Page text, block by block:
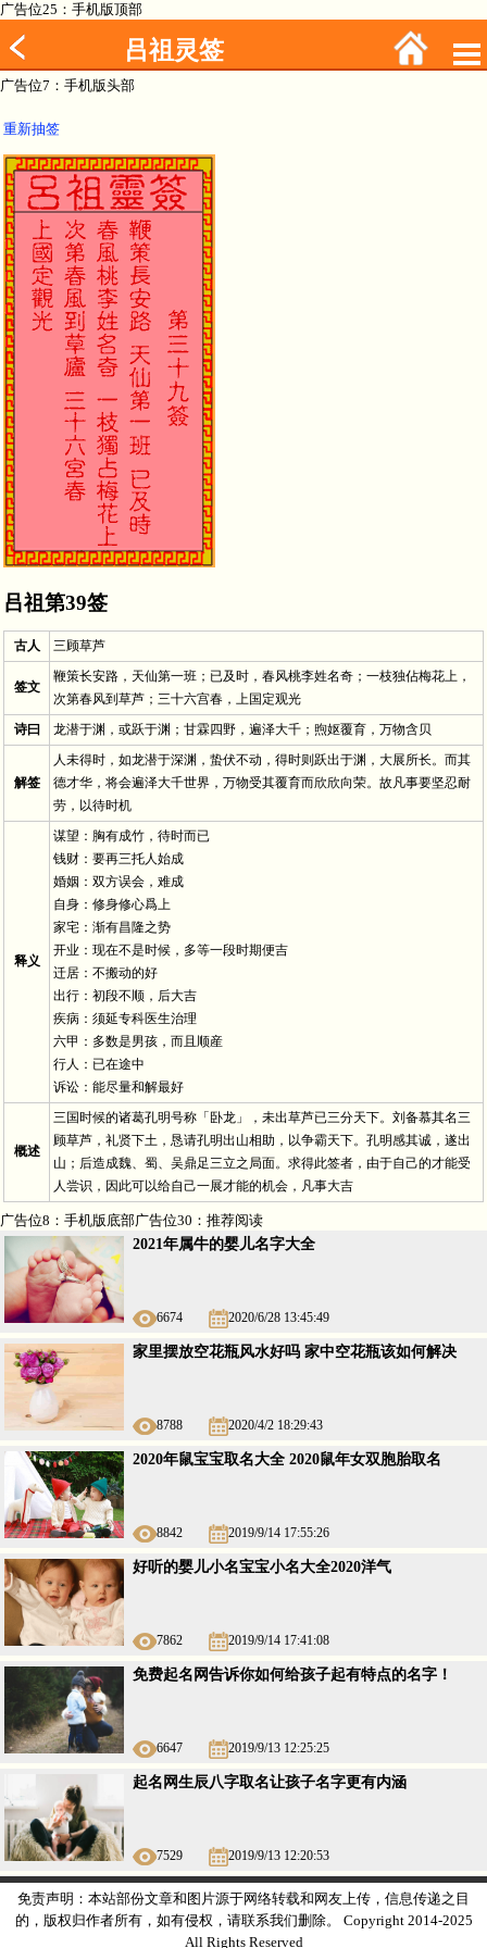
广告位25：手机版顶部
吕祖灵签
广告位7：手机版头部
重新抽签
吕祖第39签
古人 三顾草芦
签文
鞭策长安路，天仙第一班；已及时，春风桃李姓名奇；一枝独佔梅花上，
次第春风到草芦；三十六宫春，上国定观光
诗曰
龙潜于渊，或跃于渊；甘霖四野，遍泽大千；煦妪覆育，万物含贝
解签
人未得时，如龙潜于深渊，蛰伏不动，得时则跃出于渊，大展所长。而其
德才华，将会遍泽大千世界，万物受其覆育而欣欣向荣。故凡事要坚忍耐
劳，以待时机
释义
谋望：胸有成竹，待时而已
钱财：要再三托人始成
婚姻：双方误会，难成
自身：修身修心爲上
家宅：渐有昌隆之势
开业：现在不是时候，多等一段时期便吉
迁居：不搬动的好
出行：初段不顺，后大吉
疾病：须延专科医生治理
六甲：多数是男孩，而且顺産
行人：已在途中
诉讼：能尽量和解最好
概述
三国时候的诸葛孔明号称「卧龙」，未出草芦已三分天下。刘备慕其名三
顾草芦，礼贤下土，恳请孔明出山相助，以争霸天下。孔明感其诚，遂出
山；后造成魏、蜀、吴鼎足三立之局面。求得此签者，由于自己的才能受
人尝识，因此可以给自己一展才能的机会，凡事大吉
广告位8：手机版底部广告位30：推荐阅读
2021年属牛的婴儿名字大全
6674 2020/6/28 13:45:49
家里摆放空花瓶风水好吗 家中空花瓶该如何解决
8788 2020/4/2 18:29:43
2020年鼠宝宝取名大全 2020鼠年女双胞胎取名
8842 2019/9/14 17:55:26
好听的婴儿小名宝宝小名大全2020洋气
7862 2019/9/14 17:41:08
免费起名网告诉你如何给孩子起有特点的名字！
6647 2019/9/13 12:25:25
起名网生辰八字取名让孩子名字更有内涵
7529 2019/9/13 12:20:53
免责声明：本站部份文章和图片源于网络转载和网友上传，信息传递之目
的，版权归作者所有，如有侵权，请联系我们删除。 Copyright 2014-2025
All Rights Reserved